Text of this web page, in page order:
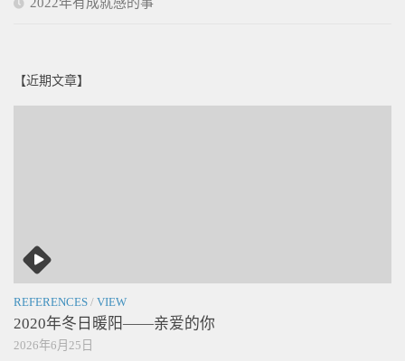
【近期文章】
REFERENCES / VIEW
2020年冬日暖阳——亲爱的你
2026年6月25日